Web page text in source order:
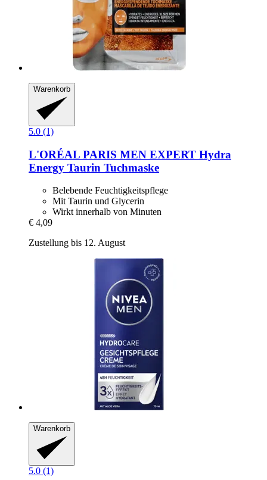
Warenkorb
5.0 (1)
L'ORÉAL PARIS MEN EXPERT Hydra
Energy Taurin Tuchmaske
Belebende Feuchtigkeitspflege
Mit Taurin und Glycerin
Wirkt innerhalb von Minuten
€ 4,09
Zustellung bis 12. August
Warenkorb
5.0 (1)